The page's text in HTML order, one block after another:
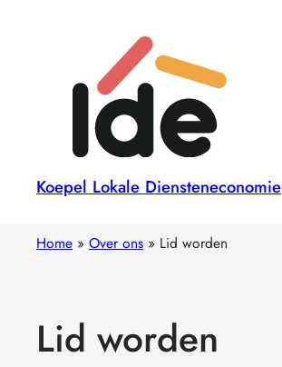
Koepel Lokale Diensteneconomie
Home » Over ons » Lid worden
Lid worden